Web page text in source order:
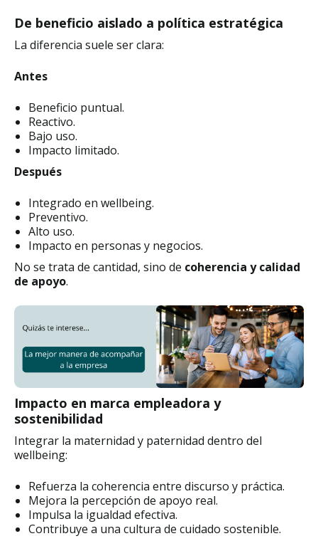
De beneficio aislado a política estratégica
La diferencia suele ser clara:
Antes
Beneficio puntual.
Reactivo.
Bajo uso.
Impacto limitado.
Después
Integrado en wellbeing.
Preventivo.
Alto uso.
Impacto en personas y negocios.
No se trata de cantidad, sino de coherencia y calidad
de apoyo.
Impacto en marca empleadora y
sostenibilidad
Integrar la maternidad y paternidad dentro del
wellbeing:
Refuerza la coherencia entre discurso y práctica.
Mejora la percepción de apoyo real.
Impulsa la igualdad efectiva.
Contribuye a una cultura de cuidado sostenible.